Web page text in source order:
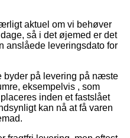
aktuel om vi behøver
så i det øjemed er det
anslåede leveringsdato for
byder på levering på næste
eksempelvis , som
inden et fastslået
kan nå at få varen